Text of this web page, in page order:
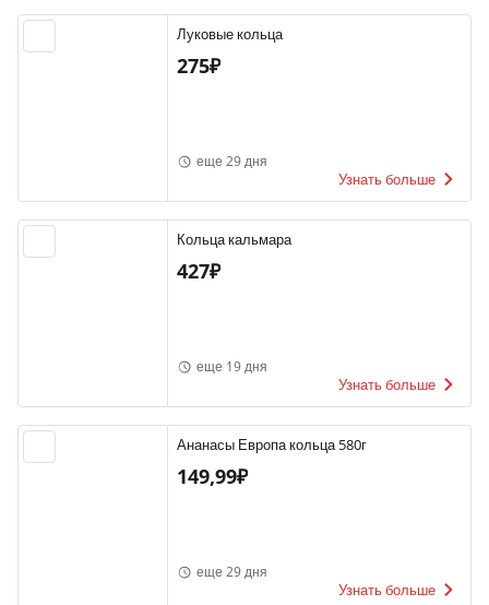
Луковые кольца
275₽
еще 29 дня
Узнать больше
Кольца кальмара
427₽
еще 19 дня
Узнать больше
Ананасы Европа кольца 580г
149,99₽
еще 29 дня
Узнать больше